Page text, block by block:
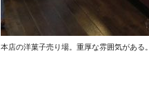
本店の洋菓子売り場。重厚な雰囲気がある。